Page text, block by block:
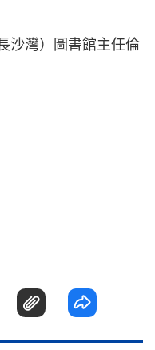
沙灣）圖書館主任倫